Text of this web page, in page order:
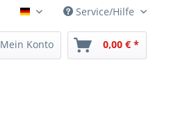
Deutsch Service/Hilfe
Mein Konto 0,00 € *